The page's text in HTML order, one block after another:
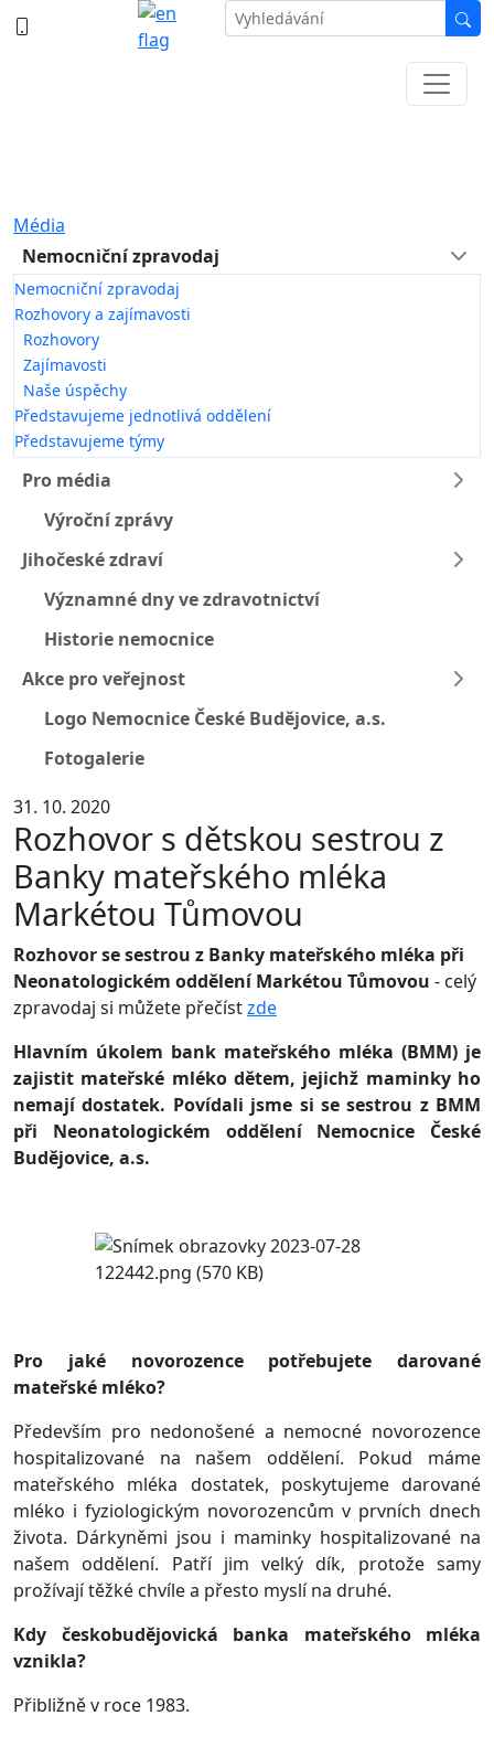
Média
Nemocniční zpravodaj
Nemocniční zpravodaj
Rozhovory a zajímavosti
Rozhovory
Zajímavosti
Naše úspěchy
Představujeme jednotlivá oddělení
Představujeme týmy
Pro média
Výroční zprávy
Jihočeské zdraví
Významné dny ve zdravotnictví
Historie nemocnice
Akce pro veřejnost
Logo Nemocnice České Budějovice, a.s.
Fotogalerie
31. 10. 2020
Rozhovor s dětskou sestrou z
Banky mateřského mléka
Markétou Tůmovou
Rozhovor se sestrou z Banky mateřského mléka při
Neonatologickém oddělení Markétou Tůmovou - celý
zpravodaj si můžete přečístzde
Hlavním úkolem bank mateřského mléka (BMM) je
zajistit mateřské mléko dětem, jejichž maminky ho
nemají dostatek. Povídali jsme si se sestrou z BMM
při Neonatologickém oddělení Nemocnice České
Budějovice, a.s.
Pro jaké novorozence potřebujete darované
mateřské mléko?
Především pro nedonošené a nemocné novorozence
hospitalizované na našem oddělení. Pokud máme
mateřského mléka dostatek, poskytujeme darované
mléko i fyziologickým novorozencům v prvních dnech
života. Dárkyněmi jsou i maminky hospitalizované na
našem oddělení. Patří jim velký dík, protože samy
prožívají těžké chvíle a přesto myslí na druhé.
Kdy českobudějovická banka mateřského mléka
vznikla?
Přibližně v roce 1983.